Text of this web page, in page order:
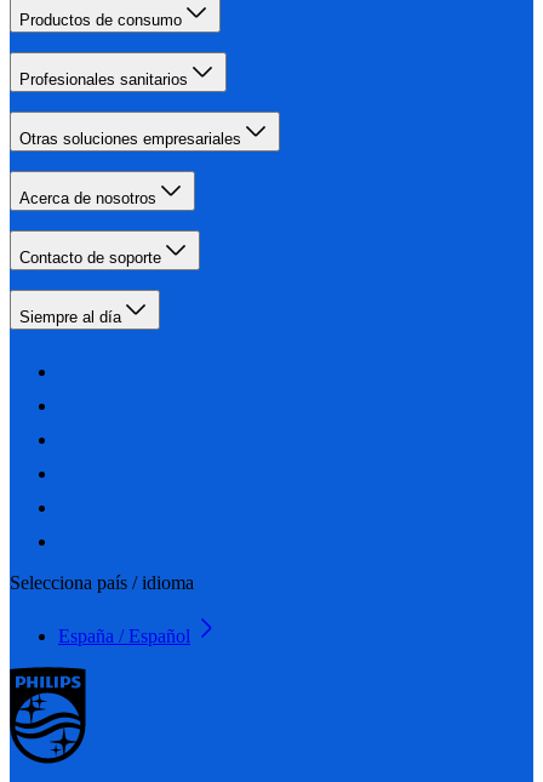
Productos de consumo
Profesionales sanitarios
Otras soluciones empresariales
Acerca de nosotros
Contacto de soporte
Siempre al día
Selecciona país / idioma
España / Español